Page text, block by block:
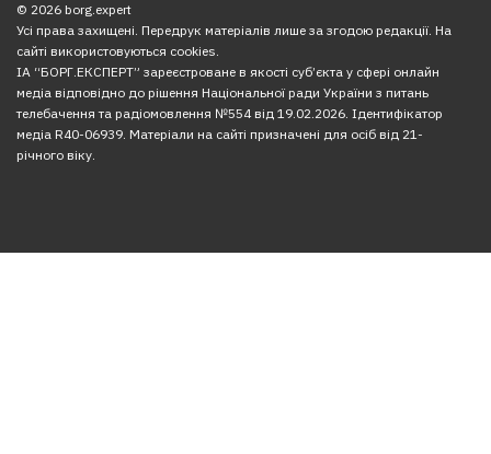
© 2026 borg.expert
Усі права захищені. Передрук матеріалів лише за згодою редакції. На
сайті використовуються cookies.
ІА “БОРГ.ЕКСПЕРТ” зареєстроване в якості суб’єкта у сфері онлайн
медіа відповідно до рішення Національної ради України з питань
телебачення та радіомовлення №554 від 19.02.2026. Ідентифікатор
медіа R40-06939. Матеріали на сайті призначені для осіб від 21-
річного віку.